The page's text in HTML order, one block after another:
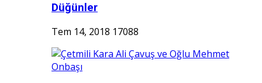
Düğünler
Tem 14, 2018 17088